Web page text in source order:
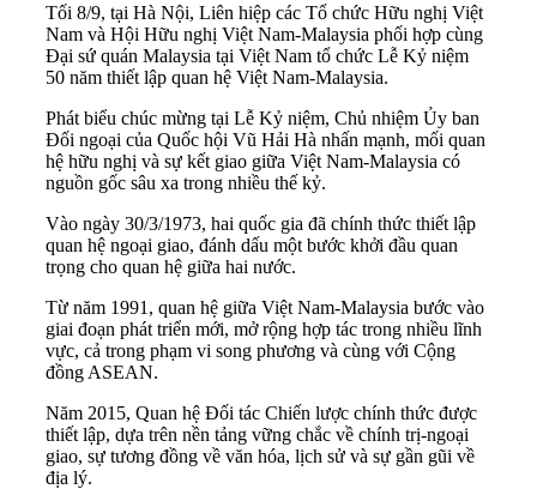
Tối 8/9, tại Hà Nội, Liên hiệp các Tổ chức Hữu nghị Việt
Nam và Hội Hữu nghị Việt Nam-Malaysia phối hợp cùng
Đại sứ quán Malaysia tại Việt Nam tổ chức Lễ Kỷ niệm
50 năm thiết lập quan hệ Việt Nam-Malaysia.
Phát biểu chúc mừng tại Lễ Kỷ niệm, Chủ nhiệm Ủy ban
Đối ngoại của Quốc hội Vũ Hải Hà nhấn mạnh, mối quan
hệ hữu nghị và sự kết giao giữa Việt Nam-Malaysia có
nguồn gốc sâu xa trong nhiều thế kỷ.
Vào ngày 30/3/1973, hai quốc gia đã chính thức thiết lập
quan hệ ngoại giao, đánh dấu một bước khởi đầu quan
trọng cho quan hệ giữa hai nước.
Từ năm 1991, quan hệ giữa Việt Nam-Malaysia bước vào
giai đoạn phát triển mới, mở rộng hợp tác trong nhiều lĩnh
vực, cả trong phạm vi song phương và cùng với Cộng
đồng ASEAN.
Năm 2015, Quan hệ Đối tác Chiến lược chính thức được
thiết lập, dựa trên nền tảng vững chắc về chính trị-ngoại
giao, sự tương đồng về văn hóa, lịch sử và sự gần gũi về
địa lý.